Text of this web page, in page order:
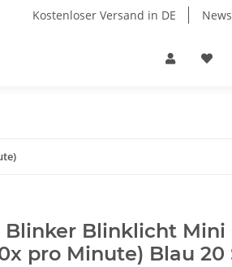
Kostenloser Versand in DE News
Blinker Blinklicht Mini
pro Minute) Blau 20